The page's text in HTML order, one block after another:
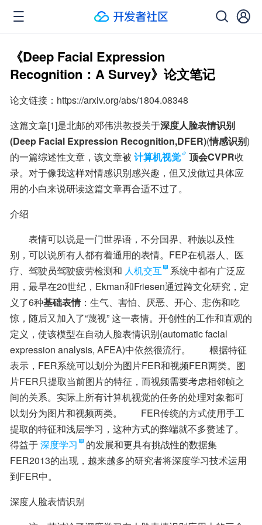
《Deep Facial Expression
Recognition：A Survey》论文笔记
论文链接：https://arxiv.org/abs/1804.08348
这篇文章[1]是北邮的邓伟洪教授关于深度人脸表情识别
(Deep Facial Expression Recognition,DFER)(情感识别)
的一篇综述性文章，该文章被 计算机视觉 顶会CVPR收
录。对于像我这样对情感识别感兴趣，但又没做过具体应
用的小白来说研读这篇文章再合适不过了。
介绍
表情可以说是一门世界语，不分国界、种族以及性
别，可以说所有人都有着通用的表情。FEP在机器人、医
疗、驾驶员驾驶疲劳检测和 人机交互
系统中都有广泛应
用，最早在20世纪，Ekman和Friesen通过跨文化研究，定
义了6种基础表情：生气、害怕、厌恶、开心、悲伤和吃
惊，随后又加入了“蔑视” 这一表情。开创性的工作和直观的
定义，使该模型在自动人脸表情识别(automatic facial
expression analysis, AFEA)中依然很流行。  根据特征
表示，FER系统可以划分为图片FER和视频FER两类。图
片FER只提取当前图片的特征，而视频需要考虑相邻帧之
间的关系。实际上所有计算机视觉的任务的处理对象都可
以划分为图片和视频两类。  FER传统的方式使用手工
提取的特征和浅层学习，这种方式的弊端就不多赘述了。
得益于深度学习
的发展和更具有挑战性的数据集
FER2013的出现，越来越多的研究者将深度学习技术运用
到FER中。
深度人脸表情识别